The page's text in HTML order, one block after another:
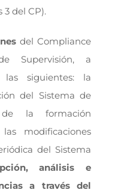
3 del CP).
del Compliance
Supervisión, a
las siguientes: la
del Sistema de
la formación
modificaciones
del Sistema
análisis e
a través del